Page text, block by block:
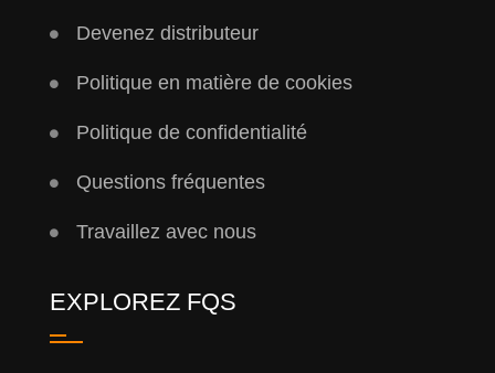
Devenez distributeur
Politique en matière de cookies
Politique de confidentialité
Questions fréquentes
Travaillez avec nous
EXPLOREZ FQS